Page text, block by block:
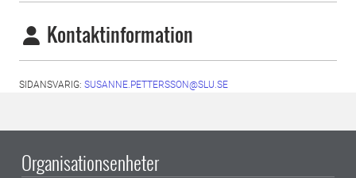
Kontaktinformation
SIDANSVARIG: SUSANNE.PETTERSSON@SLU.SE
Organisationsenheter